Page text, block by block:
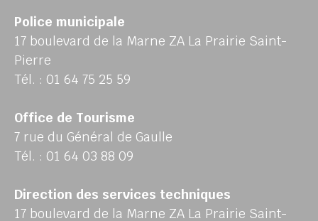
Police municipale
17 boulevard de la Marne ZA La Prairie Saint-
Pierre
Tél. : 01 64 75 25 59
Office de Tourisme
7 rue du Général de Gaulle
Tél. : 01 64 03 88 09
Direction des services techniques
17 boulevard de la Marne ZA La Prairie Saint-